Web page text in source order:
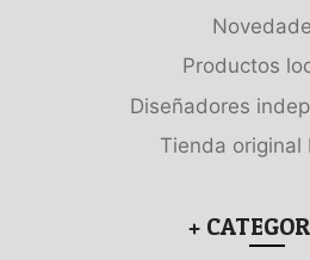
Productos
Diseñadores
Tienda original
+